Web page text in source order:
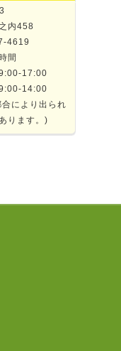
内458
4619
間
9:00-17:00
14:00
により出られ
ります。)